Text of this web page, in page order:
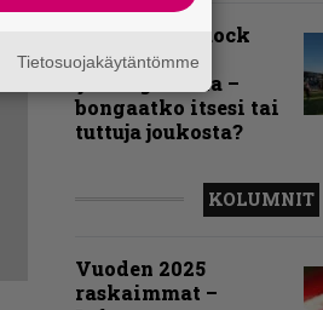
John Smith Rock
Festivalin
yleisögalleria –
bongaatko itsesi tai
tuttuja joukosta?
KOLUMNIT
Vuoden 2025
raskaimmat –
Tietosuojakäytäntömme